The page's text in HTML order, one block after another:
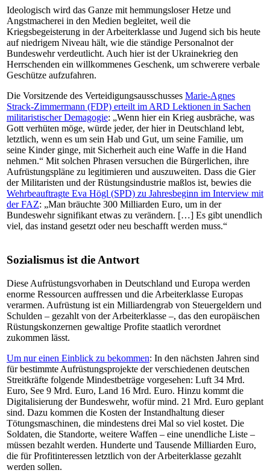
Ideologisch wird das Ganze mit hemmungsloser Hetze und
Angstmacherei in den Medien begleitet, weil die
Kriegsbegeisterung in der Arbeiterklasse und Jugend sich bis heute
auf niedrigem Niveau hält, wie die ständige Personalnot der
Bundeswehr verdeutlicht. Auch hier ist der Ukrainekrieg den
Herrschenden ein willkommenes Geschenk, um schwerere verbale
Geschütze aufzufahren.
Die Vorsitzende des Verteidigungsausschusses Marie-Agnes
Strack-Zimmermann (FDP) erteilt im ARD Lektionen in Sachen
militaristischerDemagogie: „Wenn hier ein Krieg ausbräche, was
Gott verhüten möge, würde jeder, der hier in Deutschland lebt,
letztlich, wenn es um sein Hab und Gut, um seine Familie, um
seine Kinder ginge, mit Sicherheit auch eine Waffe in die Hand
nehmen.“ Mit solchen Phrasen versuchen die Bürgerlichen, ihre
Aufrüstungspläne zu legitimieren und auszuweiten. Dass die Gier
der Militaristen und der Rüstungsindustrie maßlos ist, bewies die
Wehrbeauftragte Eva Högl (SPD) zu Jahresbeginn im Interview mit
der FAZ: „Man bräuchte 300 Milliarden Euro, um in der
Bundeswehr signifikant etwas zu verändern. […] Es gibt unendlich
viel, das instand gesetzt oder neu beschafft werden muss.“
Sozialismus ist die Antwort
Diese Aufrüstungsvorhaben in Deutschland und Europa werden
enorme Ressourcen auffressen und die Arbeiterklasse Europas
verarmen. Aufrüstung ist ein Milliardengrab von Steuergeldern und
Schulden – gezahlt von der Arbeiterklasse –, das den europäischen
Rüstungskonzernen gewaltige Profite staatlich verordnet
zukommen lässt.
Um nur einen Einblick zu bekommen: In den nächsten Jahren sind
für bestimmte Aufrüstungsprojekte der verschiedenen deutschen
Streitkräfte folgende Mindestbeträge vorgesehen: Luft 34 Mrd.
Euro, See 9 Mrd. Euro, Land 16 Mrd. Euro. Hinzu kommt die
Digitalisierung der Bundeswehr, wofür mind. 21 Mrd. Euro geplant
sind. Dazu kommen die Kosten der Instandhaltung dieser
Tötungsmaschinen, die mindestens drei Mal so viel kostet. Die
Soldaten, die Standorte, weitere Waffen – eine unendliche Liste –
müssen bezahlt werden. Hunderte und Tausende Milliarden Euro,
die für Profitinteressen letztlich von der Arbeiterklasse gezahlt
werden sollen.